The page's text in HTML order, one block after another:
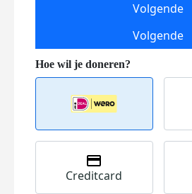
Volgende
Volgende
Creditcard